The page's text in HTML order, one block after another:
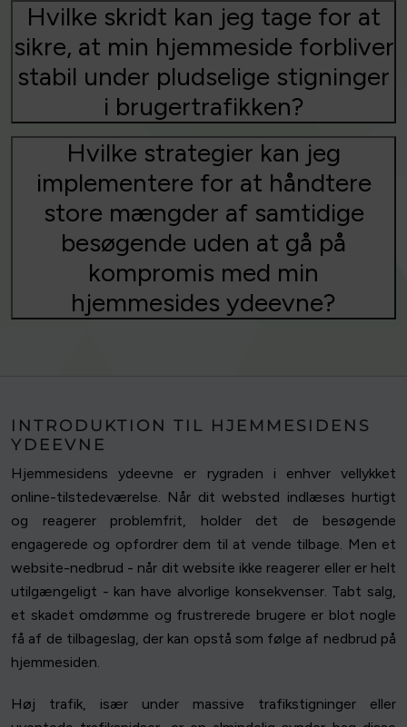
Hvilke skridt kan jeg tage for at
sikre, at min hjemmeside forbliver
stabil under pludselige stigninger
i brugertrafikken?
Hvilke strategier kan jeg
implementere for at håndtere
store mængder af samtidige
besøgende uden at gå på
kompromis med min
hjemmesides ydeevne?
INTRODUKTION TIL HJEMMESIDENS
YDEEVNE
Hjemmesidens ydeevne er rygraden i enhver vellykket
online-tilstedeværelse. Når dit websted indlæses hurtigt
og reagerer problemfrit, holder det de besøgende
engagerede og opfordrer dem til at vende tilbage. Men et
website-nedbrud - når dit website ikke reagerer eller er helt
utilgængeligt - kan have alvorlige konsekvenser. Tabt salg,
et skadet omdømme og frustrerede brugere er blot nogle
få af de tilbageslag, der kan opstå som følge af nedbrud på
hjemmesiden.
Høj trafik, især under massive trafikstigninger eller